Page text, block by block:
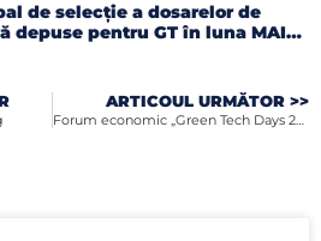
de selecție a dosarelor de
depuse pentru GT în luna MAI
ARTICOUL URMĂTOR >>
Forum economic „Green Tech Days 2022” organizat la Viena